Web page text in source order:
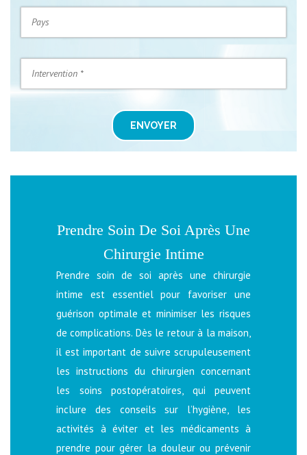
ENVOYER
Prendre Soin De Soi Après Une
Chirurgie Intime
Prendre soin de soi après une chirurgie
intime est essentiel pour favoriser une
guérison optimale et minimiser les risques
de complications. Dès le retour à la maison,
il est important de suivre scrupuleusement
les instructions du chirurgien concernant
les soins postopératoires, qui peuvent
inclure des conseils sur l’hygiène, les
activités à éviter et les médicaments à
prendre pour gérer la douleur ou prévenir